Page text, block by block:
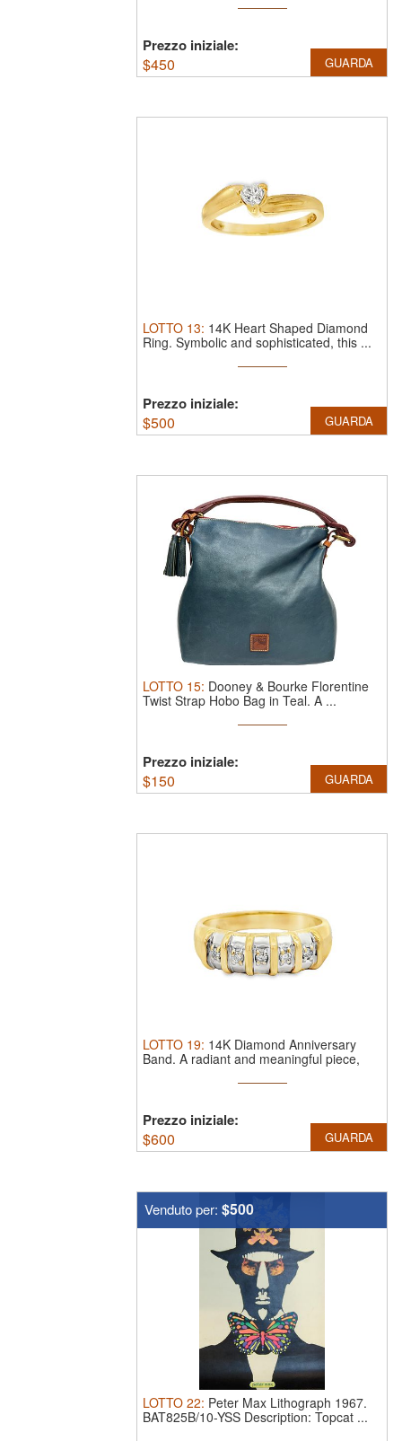
Prezzo iniziale:
$450 GUARDA
LOTTO 13: 14K Heart Shaped Diamond
Ring. Symbolic and sophisticated, this ...
Prezzo iniziale:
$500 GUARDA
LOTTO 15: Dooney & Bourke Florentine
Twist Strap Hobo Bag in Teal. A ...
Prezzo iniziale:
$150 GUARDA
LOTTO 19: 14K Diamond Anniversary
Band. A radiant and meaningful piece,
Prezzo iniziale:
$600 GUARDA
Venduto per: $500
LOTTO 22: Peter Max Lithograph 1967.
BAT825B/10-YSS Description: Topcat ...